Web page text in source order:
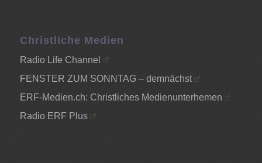
Christliche Medien
Radio Life Channel
FENSTER ZUM SONNTAG – demnächst
ERF-Medien.ch: Christliches Medienunterhemen
Radio ERF Plus